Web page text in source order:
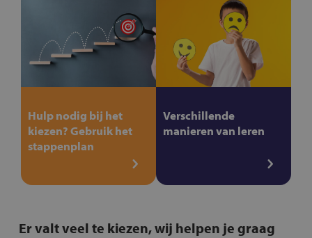
Hulp nodig bij het
kiezen? Gebruik het
stappenplan
Verschillende
manieren van leren
Er valt veel te kiezen, wij helpen je graag